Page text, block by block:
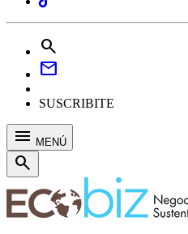
search
mail
SUSCRIBITE
menu MENÚ
search